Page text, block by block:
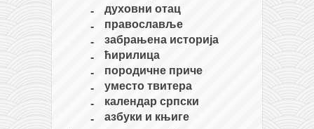
моја прича
контакт
духовни отац
православље
забрањена историја
ћирилица
породичне приче
уместо твитера
календар српски
азбуки и књиге